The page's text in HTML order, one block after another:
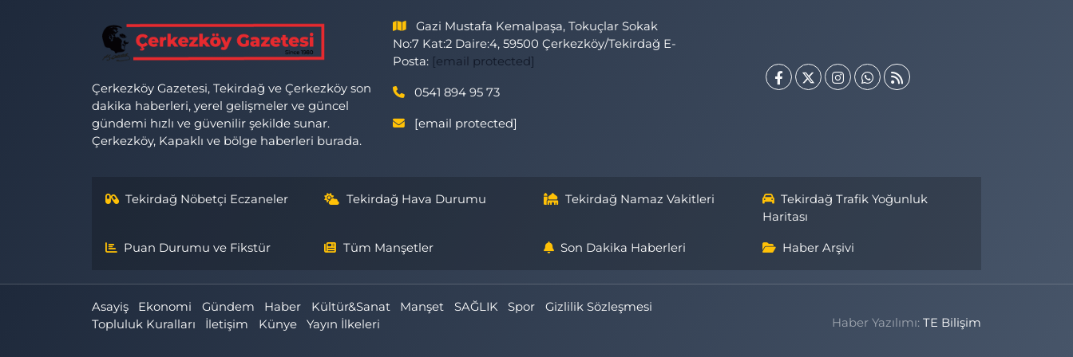
Çerkezköy Gazetesi, Tekirdağ ve Çerkezköy son
dakika haberleri, yerel gelişmeler ve güncel
gündemi hızlı ve güvenilir şekilde sunar.
Çerkezköy, Kapaklı ve bölge haberleri burada.
Gazi Mustafa Kemalpaşa, Tokuçlar Sokak
No:7 Kat:2 Daire:4, 59500 Çerkezköy/Tekirdağ E-
Posta: [email protected]
0541 894 95 73
[email protected]
Tekirdağ Nöbetçi Eczaneler Tekirdağ Hava Durumu Tekirdağ Namaz Vakitleri
Tekirdağ Trafik Yoğunluk
Haritası
Puan Durumu ve Fikstür Tüm Manşetler Son Dakika Haberleri Haber Arşivi
Asayiş Ekonomi Gündem Haber Kültür&Sanat Manşet SAĞLIK Spor
Gizlilik Sözleşmesi
Topluluk Kuralları
İletişim Künye Yayın İlkeleri Haber Yazılımı:TE Bilişim